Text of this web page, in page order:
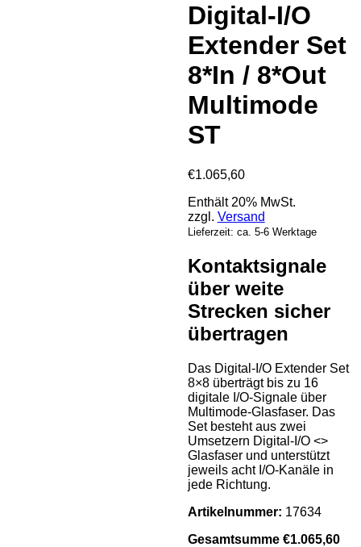
Digital-I/O
Extender Set
8*In / 8*Out
Multimode
ST
€1.065,60
Enthält 20% MwSt.
zzgl. Versand
Lieferzeit: ca. 5-6 Werktage
Kontaktsignale
über weite
Strecken sicher
übertragen
Das Digital-I/O Extender Set
8×8 überträgt bis zu 16
digitale I/O-Signale über
Multimode-Glasfaser. Das
Set besteht aus zwei
Umsetzern Digital-I/O <>
Glasfaser und unterstützt
jeweils acht I/O-Kanäle in
jede Richtung.
Artikelnummer: 17634
Gesamtsumme €1.065,60